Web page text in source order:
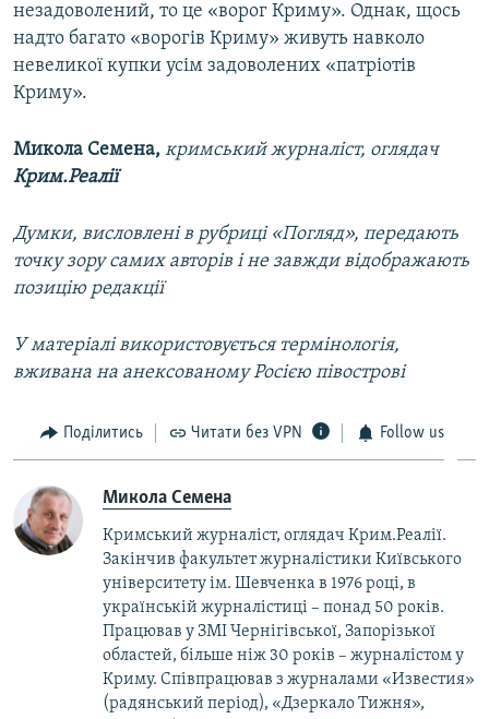
незадоволений, то це «ворог Криму». Однак, щось
надто багато «ворогів Криму» живуть навколо
невеликої купки усім задоволених «патріотів
Криму».
Микола Семена, кримський журналіст, оглядач
Крим.Реалії
Думки, висловлені в рубриці «Погляд», передають
точку зору самих авторів і не завжди відображають
позицію редакції
У матеріалі використовується термінологія,
вживана на анексованому Росією півострові
Поділитись Читати без VPN Follow us
Микола Семена
Кримський журналіст, оглядач Крим.Реалії.
Закінчив факультет журналістики Київського
університету ім. Шевченка в 1976 році, в
українській журналістиці – понад 50 років.
Працював у ЗМІ Чернігівської, Запорізької
областей, більше ніж 30 років – журналістом у
Криму. Співпрацював з журналами «Известия»
(радянський період), «Дзеркало Тижня»,